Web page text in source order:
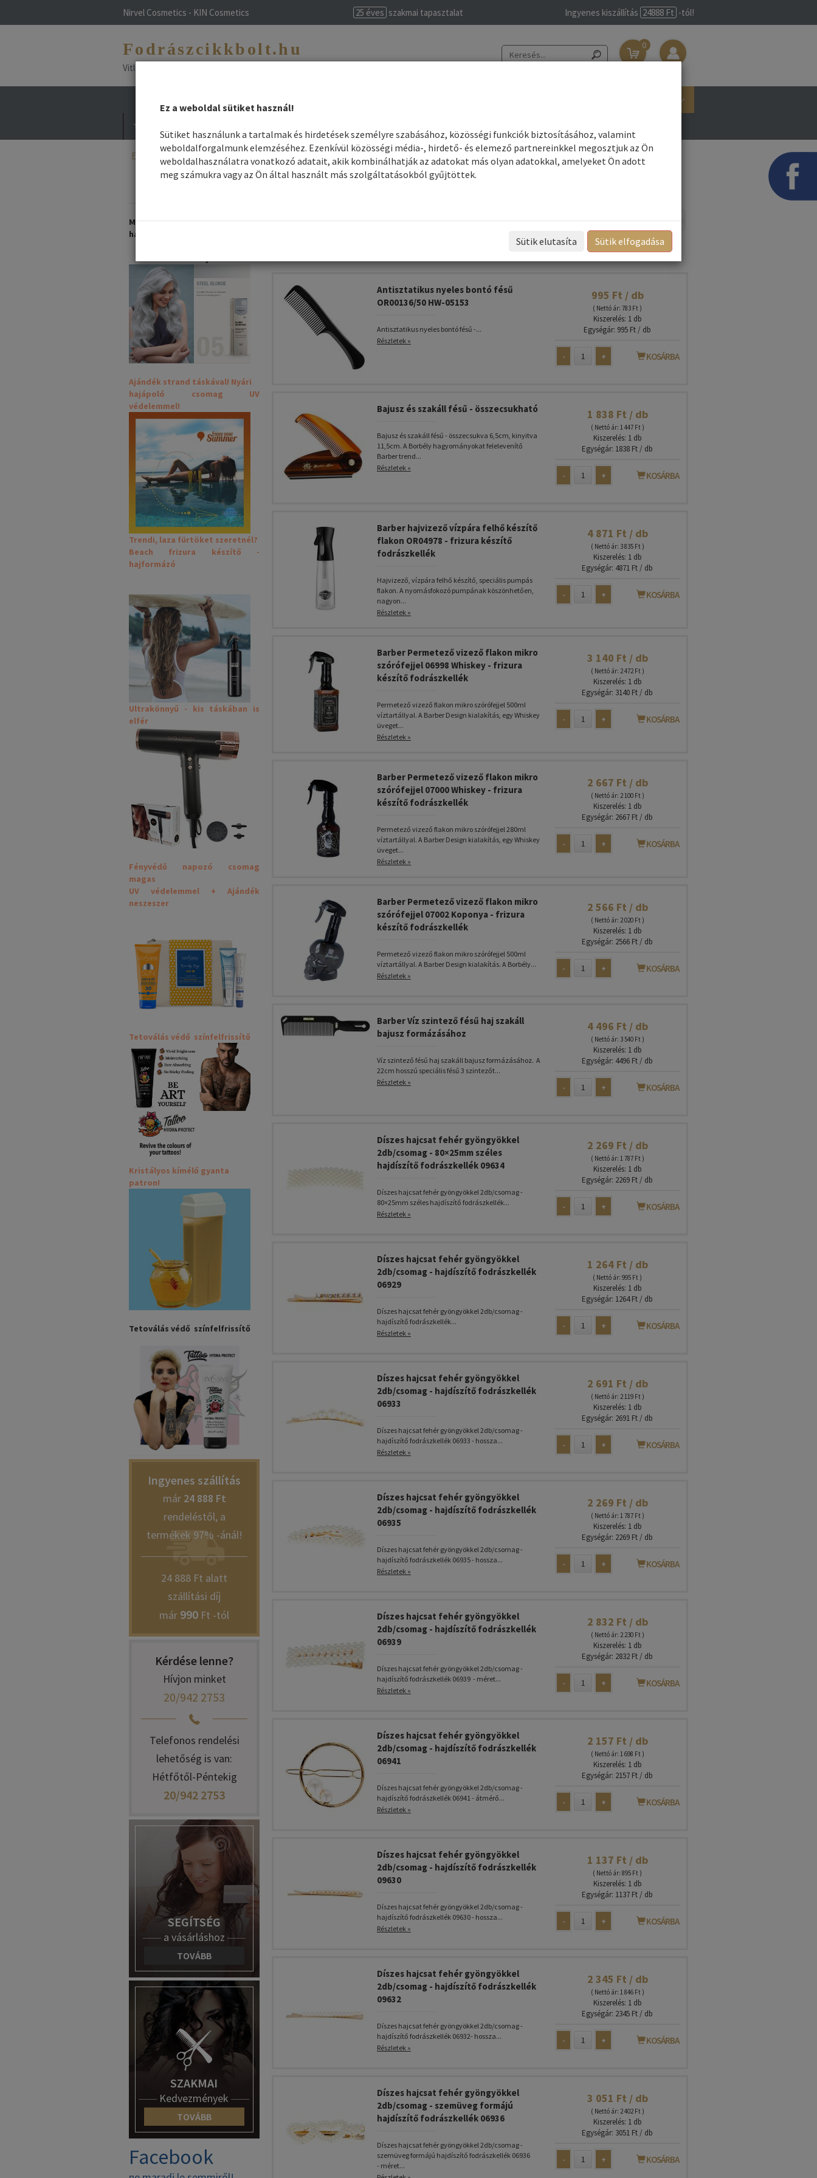
Nirvel Cosmetics - KIN Cosmetics 25 éves szakmai tapasztalat Ingyenes kiszállítás 24888 Ft -tól!
Fodrászcikkbolt.hu
Vitlfarco - Maxima - NHP - Vitael - Levissime
0
Termékek
Főoldal /Webshop /Fodrászkellék/ Frizura és Konykészítéshez fodrászkellékek
Frizura és Konykészítéshez fodrászkellékek
Név szerint
Rendezés:
Összes gyártó
Rendezés - Gyártók - szerint:
Antisztatikus nyeles bontó fésű
OR00136/50 HW-05153
Antisztatikus nyeles bontó fésű -...
Részletek »
995 Ft / db
( Nettó ár: 783 Ft )
Kiszerelés: 1 db
Egységár: 995 Ft / db
- + KOSÁRBA
Bajusz és szakáll fésű - összecsukható
Bajusz és szakáll fésű - összecsukva 6,5cm, kinyitva
11,5cm. A Borbély hagyományokat felelevenítő
Barber trend...
Részletek »
1 838 Ft / db
( Nettó ár: 1 447 Ft )
Kiszerelés: 1 db
Egységár: 1838 Ft / db
- + KOSÁRBA
Barber hajvizező vízpára felhő készítő
flakon OR04978 - frizura készítő
fodrászkellék
Hajvizező, vízpára felhő készítő, speciális pumpás
flakon. A nyomásfokozó pumpának köszönhetően,
nagyon...
Részletek »
4 871 Ft / db
( Nettó ár: 3 835 Ft )
Kiszerelés: 1 db
Egységár: 4871 Ft / db
- + KOSÁRBA
Barber Permetező vizező flakon mikro
szórófejjel 06998 Whiskey - frizura
készítő fodrászkellék
Permetező vizező flakon mikro szórófejjel 500ml
víztartállyal. A Barber Design kialakítás, egy Whiskey
üveget...
Részletek »
3 140 Ft / db
( Nettó ár: 2 472 Ft )
Kiszerelés: 1 db
Egységár: 3140 Ft / db
- + KOSÁRBA
Barber Permetező vizező flakon mikro
szórófejjel 07000 Whiskey - frizura
készítő fodrászkellék
Permetező vizező flakon mikro szórófejjel 280ml
víztartállyal. A Barber Design kialakítás, egy Whiskey
üveget...
Részletek »
2 667 Ft / db
( Nettó ár: 2 100 Ft )
Kiszerelés: 1 db
Egységár: 2667 Ft / db
- + KOSÁRBA
Barber Permetező vizező flakon mikro
szórófejjel 07002 Koponya - frizura
készítő fodrászkellék
Permetező vizező flakon mikro szórófejjel 500ml
víztartállyal. A Barber Design kialakítás. A Borbély...
Részletek »
2 566 Ft / db
( Nettó ár: 2 020 Ft )
Kiszerelés: 1 db
Egységár: 2566 Ft / db
- + KOSÁRBA
Barber Víz szintező fésű haj szakáll
bajusz formázásához
Víz szintező fésű haj szakáll bajusz formázásához. A
22cm hosszú speciális fésű 3 szintezőt...
Részletek »
4 496 Ft / db
( Nettó ár: 3 540 Ft )
Kiszerelés: 1 db
Egységár: 4496 Ft / db
- + KOSÁRBA
Díszes hajcsat fehér gyöngyökkel
2db/csomag - 80×25mm széles
hajdíszítő fodrászkellék 09634
Díszes hajcsat fehér gyöngyökkel 2db/csomag -
80×25mm széles hajdíszítő fodrászkellék...
Részletek »
2 269 Ft / db
( Nettó ár: 1 787 Ft )
Kiszerelés: 1 db
Egységár: 2269 Ft / db
- + KOSÁRBA
Díszes hajcsat fehér gyöngyökkel
2db/csomag - hajdíszítő fodrászkellék
06929
Díszes hajcsat fehér gyöngyökkel 2db/csomag -
hajdíszítő fodrászkellék...
Részletek »
1 264 Ft / db
( Nettó ár: 995 Ft )
Kiszerelés: 1 db
Egységár: 1264 Ft / db
- + KOSÁRBA
Díszes hajcsat fehér gyöngyökkel
2db/csomag - hajdíszítő fodrászkellék
06933
Díszes hajcsat fehér gyöngyökkel 2db/csomag -
hajdíszítő fodrászkellék 06933 - hossza...
Részletek »
2 691 Ft / db
( Nettó ár: 2 119 Ft )
Kiszerelés: 1 db
Egységár: 2691 Ft / db
- + KOSÁRBA
Díszes hajcsat fehér gyöngyökkel
2db/csomag - hajdíszítő fodrászkellék
06935
Díszes hajcsat fehér gyöngyökkel 2db/csomag -
hajdíszítő fodrászkellék 06935 - hossza...
Részletek »
2 269 Ft / db
( Nettó ár: 1 787 Ft )
Kiszerelés: 1 db
Egységár: 2269 Ft / db
- + KOSÁRBA
Díszes hajcsat fehér gyöngyökkel
2db/csomag - hajdíszítő fodrászkellék
06939
Díszes hajcsat fehér gyöngyökkel 2db/csomag -
hajdíszítő fodrászkellék 06939 - méret...
Részletek »
2 832 Ft / db
( Nettó ár: 2 230 Ft )
Kiszerelés: 1 db
Egységár: 2832 Ft / db
- + KOSÁRBA
Díszes hajcsat fehér gyöngyökkel
2db/csomag - hajdíszítő fodrászkellék
06941
Díszes hajcsat fehér gyöngyökkel 2db/csomag -
hajdíszítő fodrászkellék 06941 - átmérő...
Részletek »
2 157 Ft / db
( Nettó ár: 1 698 Ft )
Kiszerelés: 1 db
Egységár: 2157 Ft / db
- + KOSÁRBA
Díszes hajcsat fehér gyöngyökkel
2db/csomag - hajdíszítő fodrászkellék
09630
Díszes hajcsat fehér gyöngyökkel 2db/csomag -
hajdíszítő fodrászkellék 09630 - hossza...
Részletek »
1 137 Ft / db
( Nettó ár: 895 Ft )
Kiszerelés: 1 db
Egységár: 1137 Ft / db
- + KOSÁRBA
Díszes hajcsat fehér gyöngyökkel
2db/csomag - hajdíszítő fodrászkellék
09632
Díszes hajcsat fehér gyöngyökkel 2db/csomag -
hajdíszítő fodrászkellék 06932- hossza...
Részletek »
2 345 Ft / db
( Nettó ár: 1 846 Ft )
Kiszerelés: 1 db
Egységár: 2345 Ft / db
- + KOSÁRBA
Díszes hajcsat fehér gyöngyökkel
2db/csomag - szemüveg formájú
hajdíszítő fodrászkellék 06936
Díszes hajcsat fehér gyöngyökkel 2db/csomag -
szemüveg formájú hajdíszítő fodrászkellék 06936
- méret...
3 051 Ft / db
( Nettó ár: 2 402 Ft )
Kiszerelés: 1 db
Egységár: 3051 Ft / db
- + KOSÁRBA
Már ÖN is allergiás a
hajfestésre?
Ajándék strand táskával! Nyári
hajápoló csomag UV
védelemmel!
Trendi, laza fürtöket szeretnél?
Beach frizura készítő -
hajformázó
Ultrakönnyű - kis táskában is
elfér
Fényvédő napozó csomag
magas
UV védelemmel + Ajándék
neszeszer
Tetoválás védő színfelfrissítő
Kristályos kímélő gyanta
patron!
Tetoválás védő színfelfrissítő
Ingyenes szállítás
már 24 888 Ft
rendeléstől, a
termékek 97% -ánál!
24 888 Ft alatt
szállítási díj
már 990 Ft -tól
Kérdése lenne?
Hívjon minket
20/942 2753
Telefonos rendelési
lehetőség is van:
Hétfőtől-Péntekig
20/942 2753
SEGÍTSÉG
a vásárláshoz
TOVÁBB
SZAKMAI
Kedvezmények
TOVÁBB
Facebook
Ez a weboldal sütiket használ!
Sütiket használunk a tartalmak és hirdetések személyre szabásához, közösségi funkciók biztosításához, valamint
weboldalforgalmunk elemzéséhez. Ezenkívül közösségi média-, hirdető- és elemező partnereinkkel megosztjuk az Ön
weboldalhasználatra vonatkozó adatait, akik kombinálhatják az adatokat más olyan adatokkal, amelyeket Ön adott
meg számukra vagy az Ön által használt más szolgáltatásokból gyűjtöttek.
Sütik elutasíta Sütik elfogadása